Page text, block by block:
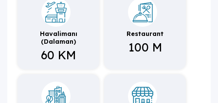
mobilyalarla donatılan villamız ferah bir atmosfere
sahiptir. Villamız Fethiye tatilinize ev sahipliği yapmak için
sizleri beklemektedir.
NOT: Villamıza erkek arkadaş grubu kabul
Not : Villaya evcil hayvan kabul edilmemektedir.
Havalimanı
(Dalaman)
60 KM
Restaurant
100 M